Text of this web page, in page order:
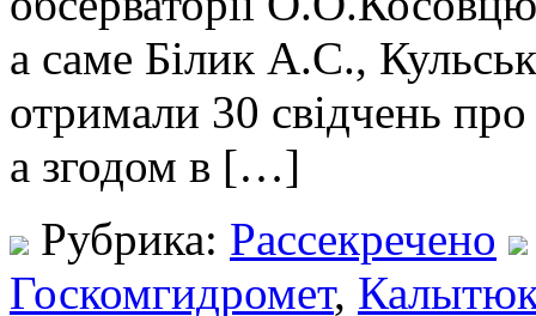
а саме Білик А.С.,
отримали 30 свідчень
а згодом в […]
Рубрика: Рассекречено
Госкомгидромет,